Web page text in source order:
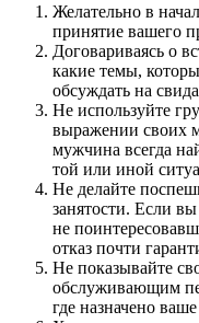
Желательно в
принятие вашего
Договариваясь о
какие темы,
обсуждать на
Не используйте
выражении своих
мужчина всегда
той или иной
Не делайте
занятости. Если
не
отказ почти
Не показывайте
обслуживающим
где назначено